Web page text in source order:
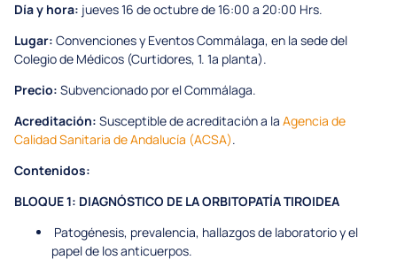
Día y hora: jueves 16 de octubre de 16:00 a 20:00 Hrs.
Lugar: Convenciones y Eventos Commálaga, en la sede del
Colegio de Médicos (Curtidores, 1. 1ª planta).
Precio: Subvencionado por el Commálaga.
Acreditación: Susceptible de acreditación a la Agencia de
Calidad Sanitaria de Andalucía (ACSA).
Contenidos:
BLOQUE 1: DIAGNÓSTICO DE LA ORBITOPATÍA TIROIDEA
Patogénesis, prevalencia, hallazgos de laboratorio y el
papel de los anticuerpos.